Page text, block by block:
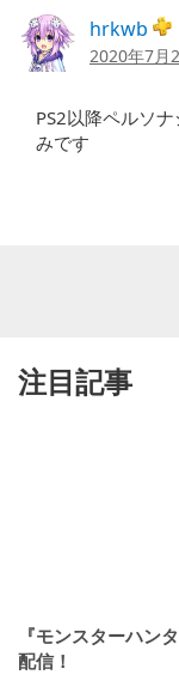
hrkwb
2020年7月
PS2以降ペルソ
みです
注目記事
『モンスターハン
配信！